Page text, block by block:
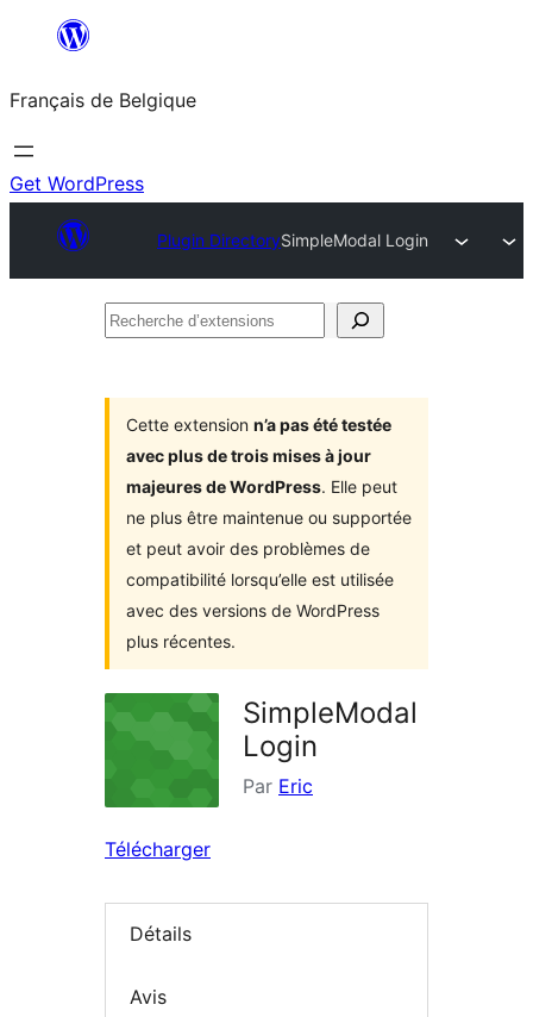
contenu
Français de Belgique
Get WordPress
Plugin DirectorySimpleModal Login
Recherche
Cette extension n’a pas été testée
avec plus de trois mises à jour
majeures de WordPress. Elle peut
ne plus être maintenue ou supportée
et peut avoir des problèmes de
compatibilité lorsqu’elle est utilisée
avec des versions de WordPress
plus récentes.
SimpleModal
Login
Par Eric
Télécharger
Détails
Avis